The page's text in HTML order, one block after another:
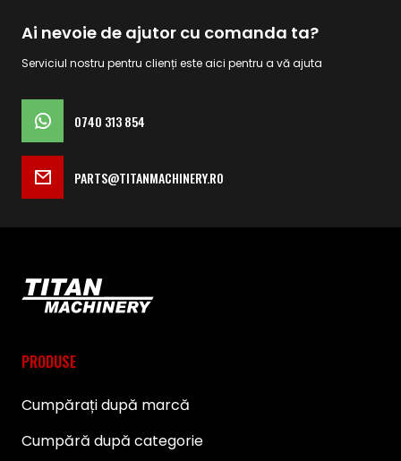
Ai nevoie de ajutor cu comanda ta?
Serviciul nostru pentru clienți este aici pentru a vă ajuta
0740 313 854
PARTS@TITANMACHINERY.RO
PRODUSE
Cumpărați după marcă
Cumpără după categorie